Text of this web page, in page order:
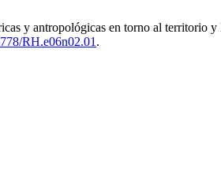
y antropológicas en torno al territorio
RH.e06n02.01 .